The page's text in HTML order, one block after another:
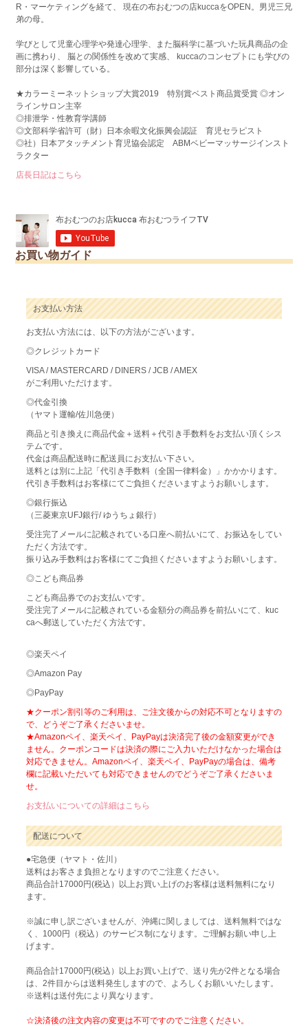
R・マーケティングを経て、 現在の布おむつの店kuccaをOPEN。男児三兄
弟の母。
学びとして児童心理学や発達心理学、また脳科学に基づいた玩具商品の企
画に携わり、 脳との関係性を改めて実感、 kuccaのコンセプトにも学びの
部分は深く影響している。
★カラーミーネットショップ大賞2019 特別賞ベスト商品賞受賞 ◎オン
ラインサロン主宰
◎排泄学・性教育学講師
◎文部科学省許可（財）日本余暇文化振興会認証 育児セラピスト
◎社）日本アタッチメント育児協会認定 ABMベビーマッサージインスト
ラクター
店長日記はこちら
お買い物ガイド
お支払い方法
お支払い方法には、以下の方法がございます。
◎クレジットカード
VISA / MASTERCARD / DINERS / JCB / AMEX
がご利用いただけます。
◎代金引換
（ヤマト運輸/佐川急便）
商品と引き換えに商品代金＋送料＋代引き手数料をお支払い頂くシス
テムです。
代金は商品配送時に配送員にお支払い下さい。
送料とは別に上記「代引き手数料（全国一律料金）」かかかります。
代引き手数料はお客様にてご負担くださいますようお願いします。
◎銀行振込
（三菱東京UFJ銀行/ ゆうちょ銀行）
受注完了メールに記載されている口座へ前払いにて、お振込をしてい
ただく方法です。
振り込み手数料はお客様にてご負担くださいますようお願いします。
◎こども商品券
こども商品券でのお支払いです。
受注完了メールに記載されている金額分の商品券を前払いにて、kuc
caへ郵送していただく方法です。
◎楽天ペイ
◎Amazon Pay
◎PayPay
★クーポン割引等のご利用は、ご注文後からの対応不可となりますの
で、どうぞご了承くださいませ。
★Amazonペイ、楽天ペイ、PayPayは決済完了後の金額変更ができ
ません。クーポンコードは決済の際にご入力いただけなかった場合は
対応できません。Amazonペイ、楽天ペイ、PayPayの場合は、備考
欄に記載いただいても対応できませんのでどうぞご了承くださいま
せ。
お支払いについての詳細はこちら
配送について
●宅急便（ヤマト・佐川）
送料はお客さま負担となりますのでご注意ください。
商品合計17000円(税込）以上お買い上げのお客様は送料無料になり
ます。
※誠に申し訳ございませんが、沖縄に関しましては、送料無料ではな
く、1000円（税込）のサービス制になります。ご理解お願い申し上
げます。
商品合計17000円(税込）以上お買い上げで、送り先が2件となる場合
は、2件目からは送料発生しますので、よろしくお願いいたします。
※送料は送付先により異なります。
☆決済後の注文内容の変更は不可ですのでご注意ください。